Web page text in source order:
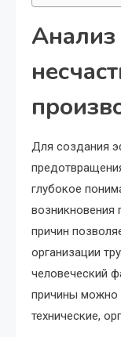
Для создания
глубокое
возникновения
причин
организации
человеческий
причины можно
технические,